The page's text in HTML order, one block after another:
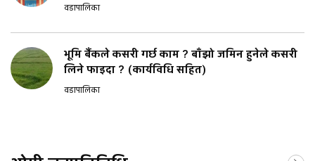
वडापालिका
भूमि बैंकले कसरी गर्छ काम ? बाँझो जमिन हुनेले कसरी
लिने फाइदा ? (कार्यविधि सहित)
वडापालिका